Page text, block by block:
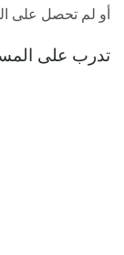
أو لم تحصل على
تدرب على